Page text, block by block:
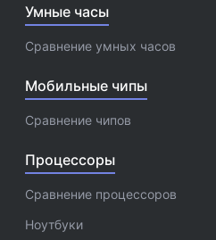
Умные часы
Сравнение умных часов
Мобильные чипы
Сравнение чипов
Процессоры
Сравнение процессоров
Ноутбуки